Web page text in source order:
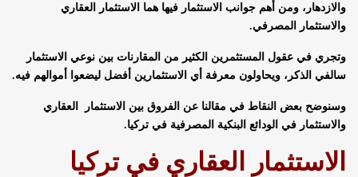
والازدهار، ومن أهم جوانب الاستثمار فيها هما الاستثمار العقاري
والاستثمار المصرفي.
وتجري في عقول المستثمرين الكثير من المقارنات بين نوعي الاستثمار
سالفي الذكر، ويحاولون معرفة أي الاستثمارين أفضل ليضعوا أموالهم فيه.
وسنوضح بعض النقاط في مقالنا عن الفروق بين الاستثمار العقاري
والاستثمار في الودائع البنكية المصرفية في تركيا.
الاستثمار العقاري في تركيا